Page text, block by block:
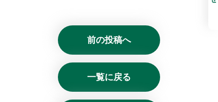
前の投稿へ
一覧に戻る